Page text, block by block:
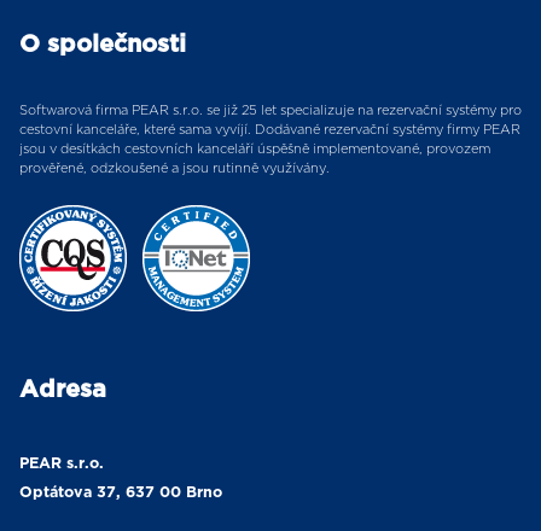
O společnosti
Softwarová firma PEAR s.r.o. se již 25 let specializuje na rezervační systémy pro
cestovní kanceláře, které sama vyvíjí. Dodávané rezervační systémy firmy PEAR
jsou v desítkách cestovních kanceláří úspěšně implementované, provozem
prověřené, odzkoušené a jsou rutinně využívány.
Adresa
PEAR s.r.o.
Optátova 37, 637 00 Brno